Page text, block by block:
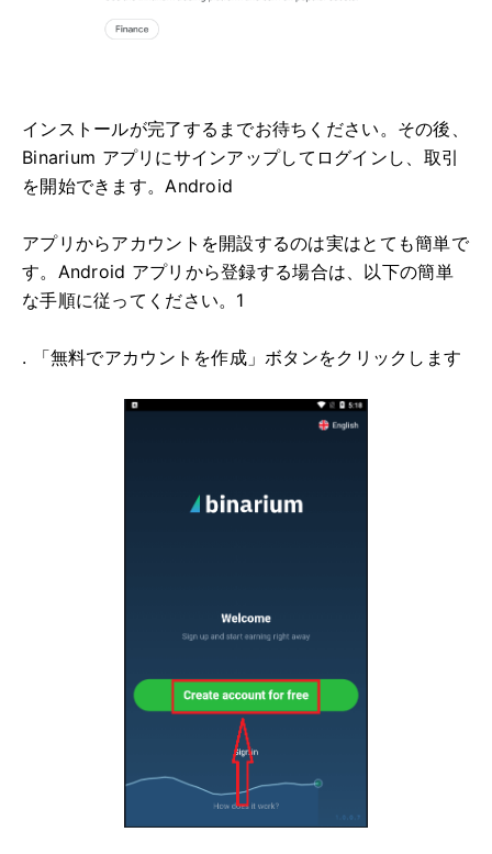
インストールが完了するまでお待ちください。その後、
Binarium アプリにサインアップしてログインし、取引
を開始できます。Android
アプリからアカウントを開設するのは実はとても簡単で
す。Android アプリから登録する場合は、以下の簡単
な手順に従ってください。1
. 「無料でアカウントを作成」ボタンをクリックします